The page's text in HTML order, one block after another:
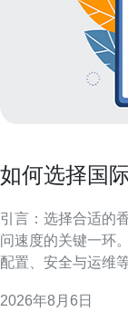
如何选择国
引言：选择合适的
问速度的关键一环
配置、安全与运维
的前提下，优化用户体验与
2026年8月6日